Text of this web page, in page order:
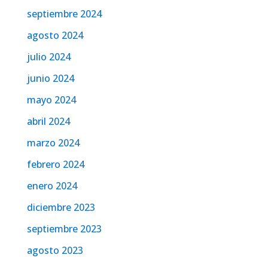
septiembre 2024
agosto 2024
julio 2024
junio 2024
mayo 2024
abril 2024
marzo 2024
febrero 2024
enero 2024
diciembre 2023
septiembre 2023
agosto 2023